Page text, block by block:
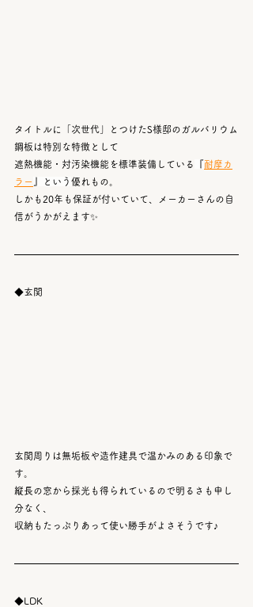
タイトルに「次世代」とつけたS様邸のガルバリウム
鋼板は特別な特徴として
遮熱機能・対汚染機能を標準装備している
『耐摩カ
ラー
』という 優れもの。
しかも20年も保証が付いていて、メーカーさんの自
信がうかがえます✨
◆玄関
玄関周りは無垢板や造作建具で温かみのある印象で
す。
縦長の窓から採光も得られているので明るさも申し
分なく、
収納もたっぷりあって使い勝手がよさそうです♪
◆LDK